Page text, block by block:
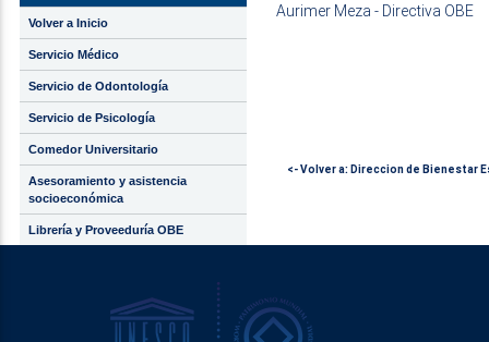
Volver a Inicio
Servicio Médico
Servicio de Odontología
Servicio de Psicología
Comedor Universitario
Asesoramiento y asistencia
socioeconómica
Librería y Proveeduría OBE
Aurimer Meza - Directiva OBE
<- Volver a: Direccion de Bienestar